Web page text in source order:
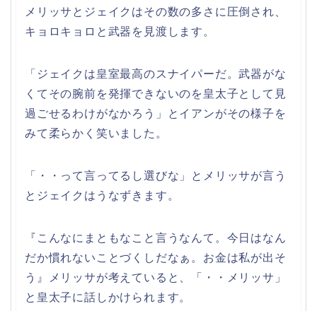
メリッサとジェイクはその数の多さに圧倒され、
キョロキョロと武器を見渡します。
「ジェイクは皇室最高のスナイパーだ。武器がな
くてその腕前を発揮できないのを皇太子として見
過ごせるわけがなかろう」とイアンがその様子を
みて柔らかく笑いました。
「・・って言ってるし選びな」とメリッサが言う
とジェイクはうなずきます。
『こんなにまともなこと言うなんて。今日はなん
だか慣れないことづくしだなぁ。お金は私が出そ
う』メリッサが考えていると、「・・メリッサ」
と皇太子に話しかけられます。